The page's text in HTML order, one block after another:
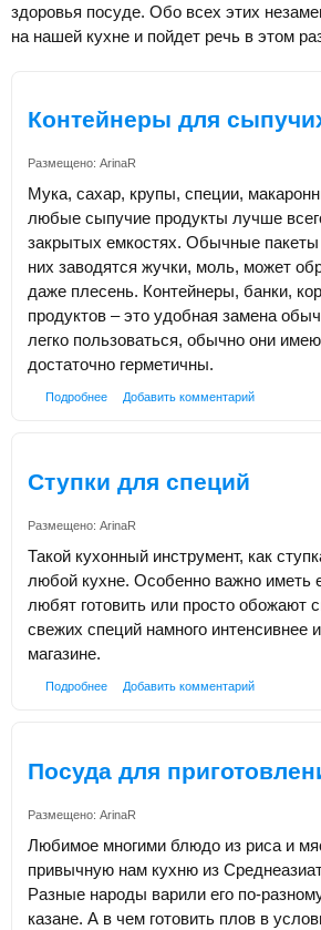
здоровья посуде. Обо всех этих
на нашей кухне и пойдет речь в этом
Контейнеры для
Размещено: ArinaR
Мука, сахар, крупы, специи,
любые сыпучие продукты лучше
закрытых емкостях. Обычные пакеты
них заводятся жучки, моль, может
даже плесень. Контейнеры, банки,
продуктов – это удобная замена
легко пользоваться, обычно они
достаточно герметичны.
Подробнее Добавить комментарий
Ступки для специй
Размещено: ArinaR
Такой кухонный инструмент, как
любой кухне. Особенно важно иметь
любят готовить или просто обожают
свежих специй намного интенсивнее
магазине.
Подробнее Добавить комментарий
Посуда для
Размещено: ArinaR
Любимое многими блюдо из риса и
привычную нам кухню из
Разные народы варили его по-
казане. А в чем готовить плов в